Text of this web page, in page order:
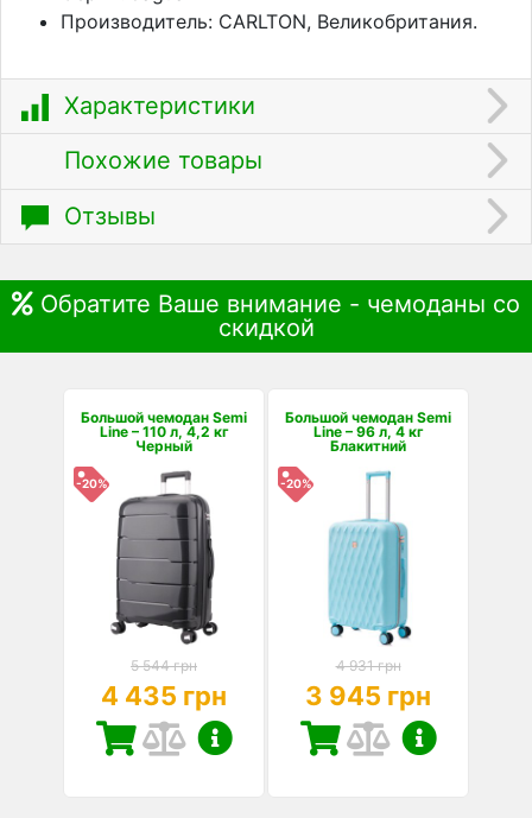
Производитель: CARLTON, Великобритания.
Характеристики
Похожие товары
Отзывы
Обратите Ваше внимание - чемоданы со
скидкой
Большой чемодан Semi
Line – 110 л, 4,2 кг
Черный
-20%
5 544 грн
4 435 грн
Большой чемодан Semi
Line – 96 л, 4 кг
Блакитний
-20%
4 931 грн
3 945 грн